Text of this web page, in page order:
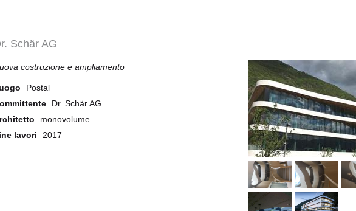
Schär AG
costruzione e ampliamento
Postal
Dr. Schär AG
monovolume
lavori
2017